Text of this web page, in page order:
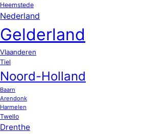
Heemstede
Nederland
Gelderland
Vlaanderen
Tiel
Noord-Holland
Baarn
Arendonk
Harmelen
Twello
Drenthe